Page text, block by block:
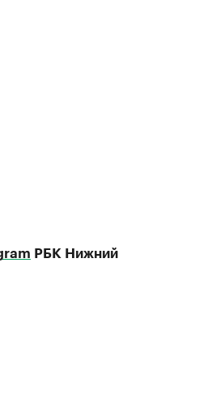
РБК Нижний